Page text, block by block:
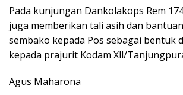
Pada kunjungan Dankolakops Rem
juga memberikan tali asih dan
sembako kepada Pos sebagai bentuk
kepada prajurit Kodam Xll/
Agus Maharona